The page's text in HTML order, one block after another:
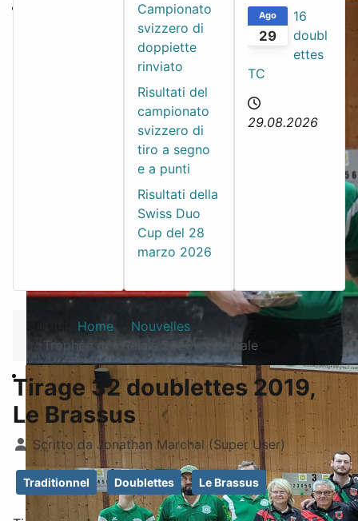
Campionato
svizzero di
doppiette
rinviato
Risultati del
campionato
svizzero di
tiro a segno
e a punti
Risultati della
Swiss Duo
Cup del 28
marzo 2026
29
Ago
16
doubl
ettes
TC
29.08.2026
Home
Nouvelles
Trophée des Relais 2020 - La finale
Tirage 32 doublettes 2019,
Le Brassus
Dettagli
Scritto da Jonathan Marchal (Super User)
Traditionnel Doublettes Le Brassus